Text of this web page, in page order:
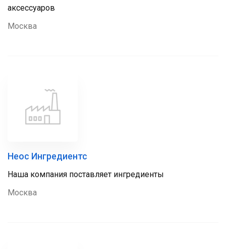
аксессуаров
Москва
Неос Ингредиентс
Наша компания поставляет ингредиенты
Москва